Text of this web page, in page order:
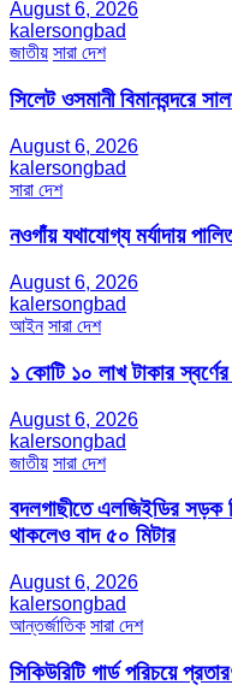
August 6, 2026
kalersongbad
জাতীয় সারা দেশ
সিলেট ওসমানী বিমানবন্দরে
August 6, 2026
kalersongbad
সারা দেশ
নওগাঁয় যথাযোগ্য মর্যাদায়
August 6, 2026
kalersongbad
আইন সারা দেশ
১ কোটি ১০ লাখ টাকার
August 6, 2026
kalersongbad
জাতীয় সারা দেশ
বদলগাছীতে এলজিইডির সড়ক
থাকলেও বাদ ৫০ মিটার
August 6, 2026
kalersongbad
আন্তর্জাতিক সারা দেশ
সিকিউরিটি গার্ড পরিচয়ে